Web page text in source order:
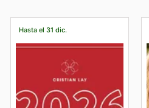
Hasta el 31 dic.